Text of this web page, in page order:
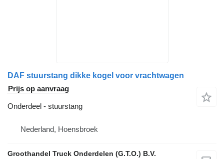
DAF stuurstang dikke kogel voor vrachtwagen
Prijs op aanvraag
Onderdeel - stuurstang
Nederland, Hoensbroek
Groothandel Truck Onderdelen (G.T.O.) B.V.